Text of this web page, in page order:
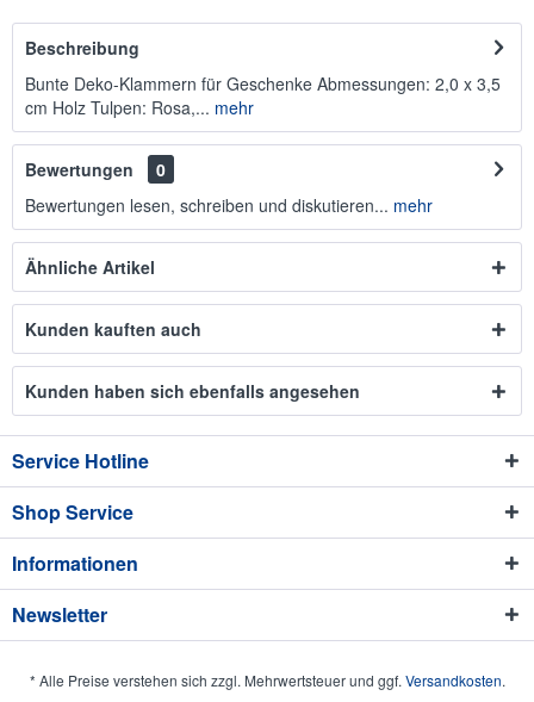
Beschreibung
Bunte Deko-Klammern für Geschenke Abmessungen: 2,0 x 3,5
cm Holz Tulpen: Rosa,... mehr
Bewertungen
0
Bewertungen lesen, schreiben und diskutieren... mehr
Ähnliche Artikel
Kunden kauften auch
Kunden haben sich ebenfalls angesehen
Service Hotline
Shop Service
Informationen
Newsletter
* Alle Preise verstehen sich zzgl. Mehrwertsteuer und ggf. Versandkosten.